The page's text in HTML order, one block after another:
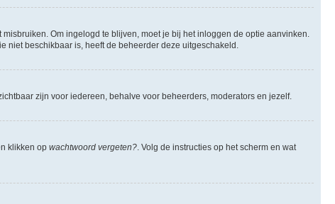
Om ingelogd te blijven, moet je bij het inloggen de optie aanvinken.
niet beschikbaar is, heeft de beheerder deze uitgeschakeld.
zijn voor iedereen, behalve voor beheerders, moderators en jezelf.
klikken op wachtwoord vergeten?. Volg de instructies op het scherm en wat